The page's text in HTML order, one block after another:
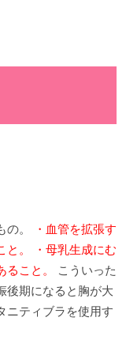
の。
・血管を拡張す
。
・母乳生成にむ
こと。
こういった
後期になると胸が大
ニティブラを使用す